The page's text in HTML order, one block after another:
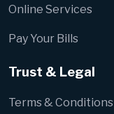
Online Services
Pay Your Bills
Trust & Legal
Terms & Conditions